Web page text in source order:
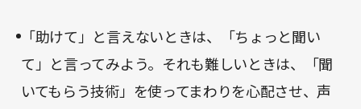
「助けて」と言えないときは、「ちょっと聞い
て」と言ってみよう。それも難しいときは、「聞
いてもらう技術」を使ってまわりを心配させ、声